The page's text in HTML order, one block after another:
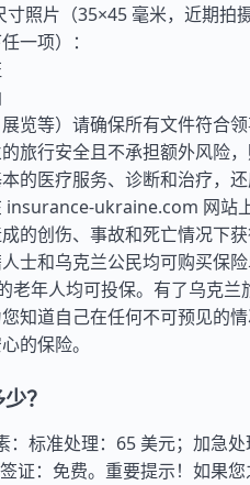
照片（35×45 毫米，近期拍
一项）：
览等）请确保所有文件符合
旅行安全且不承担额外风险，
的医疗服务、诊断和治疗，
insurance-ukraine.com 网站
的创伤、事故和死亡情况下
士和乌克兰公民均可购买保
老年人均可投保。有了乌克
知道自己在任何不可预见的
的保险。
？
：标准处理：65 美元；加急
证：免费。重要提示！如果